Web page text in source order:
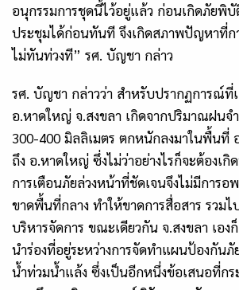
อนุกรรมการชุดนี้ไว้อยู่แล้ว ก่อนเกิดภัยพิบั
ประชุมได้ก่อนทันที จึงเกิดสภาพปัญหาที่ก
ไม่ทันท่วงที” รศ. บัญชา กล่าว
รศ. บัญชา กล่าวว่า สำหรับปรากฏการณ์ที่
อ.หาดใหญ่ จ.สงขลา เกิดจากปริมาณฝนจ
300-400มิลลิเมตร ตกหนักลงมาในพื้นที่
ถึง อ.หาดใหญ่ ซึ่งไม่ว่าอย่างไรก็จะต้องเ
การเตือนภัยล่วงหน้าที่ชัดเจนจึงไม่มีการ
ขาดพื้นที่กลาง ทำให้ขาดการสื่อสาร รวม
บริหารจัดการ ขณะเดียวกัน จ.สงขลา เอง
นำร่องที่อยู่ระหว่างการจัดทำแผนป้องกัน
น้ำท่วมน้ำแล้ง ซึ่งเป็นอีกหนึ่งข้อเสนอที่กร